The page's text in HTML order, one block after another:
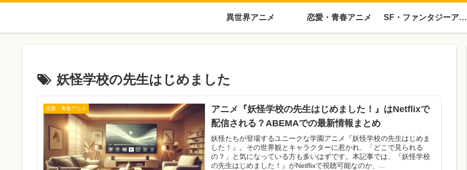
異世界アニメ 恋愛・青春アニメ SF・ファンタジーアニメ
妖怪学校の先生はじめました
恋愛・青春アニメ
アニメ『妖怪学校の先生はじめました！』はNetflixで
配信される？ABEMAでの最新情報まとめ
妖怪たちが登場するユニークな学園アニメ『妖怪学校の先生はじめま
した！』。その世界観とキャラクターに惹かれ、「どこで見られる
の？」と気になっている方も多いはずです。本記事では、『妖怪学校
の先生はじめました！』がNetflixで視聴可能なのか、...